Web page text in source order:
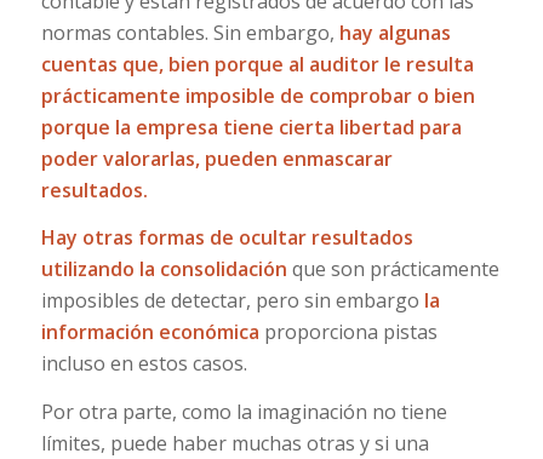
normas contables. Sin embargo, hay algunas
cuentas que, bien porque al auditor le resulta
prácticamente imposible de comprobar o bien
porque la empresa tiene cierta libertad para
poder valorarlas, pueden enmascarar
resultados.
Hay otras formas de ocultar resultados
utilizando la consolidación que son prácticamente
imposibles de detectar, pero sin embargo la
información económica proporciona pistas
incluso en estos casos.
Por otra parte, como la imaginación no tiene
límites, puede haber muchas otras y si una